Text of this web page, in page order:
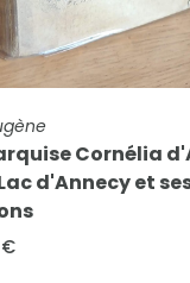
Cornélia
d'Annecy et